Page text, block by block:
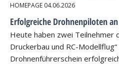
HOMEPAGE 04.06.2026
Erfolgreiche Drohnenpiloten
Heute haben zwei Teilnehmer
Druckerbau und RC-
Drohnenführerschein